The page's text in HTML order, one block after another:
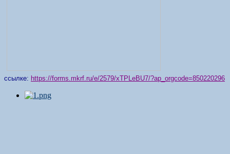
ссылке: https://forms.mkrf.ru/e/2579/xTPLeBU7/?ap_orgcode=850220296